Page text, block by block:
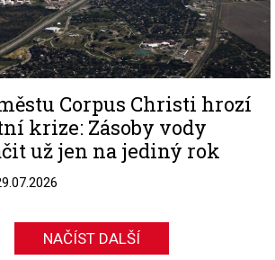
Corpus Christi hrozí
krize: Zásoby vody
už jen na jediný rok
NAČÍST DALŠÍ